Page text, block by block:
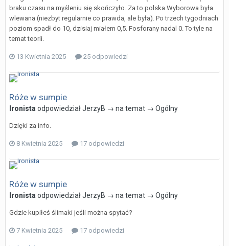
braku czasu na myśleniu się skończyło. Za to polska Wyborowa była
wlewana (niezbyt regularnie co prawda, ale była). Po trzech tygodniach
poziom spadł do 10, dzisiaj miałem 0,5. Fosforany nadal 0. To tyle na
temat teorii.
13 Kwietnia 2025 25 odpowiedzi
Róże w sumpie
Ironista odpowiedziałJerzyB → na temat → Ogólny
Dzięki za info.
8 Kwietnia 2025 17 odpowiedzi
Róże w sumpie
Ironista odpowiedziałJerzyB → na temat → Ogólny
Gdzie kupiłeś ślimaki jeśli można spytać?
7 Kwietnia 2025 17 odpowiedzi